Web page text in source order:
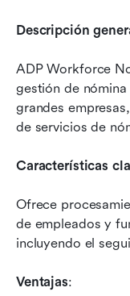
Descripción
ADP Workforce
gestión de
grandes
de servicios de
Características
Ofrece
de empleados y
incluyendo el
Ventajas: